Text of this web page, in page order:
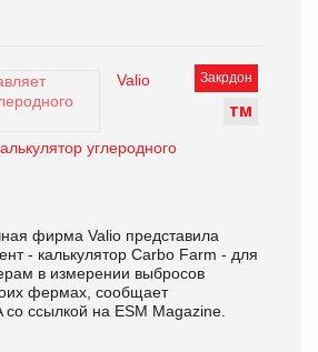
Закрдон
ТМ
Valio
углеродного
фирма Valio представила
- калькулятор Carbo Farm - для
в измерении выбросов
фермах, сообщает
со ссылкой на ESM Magazine.